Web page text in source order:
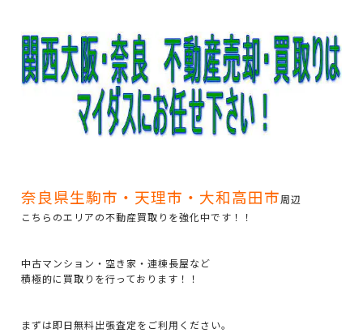
奈良県生駒市・天理市・大和高田市周辺
こちらのエリアの不動産買取りを強化中です！！
中古マンション・空き家・連棟長屋など
積極的に買取りを行っております！！
まずは即日無料出張査定をご利用ください。